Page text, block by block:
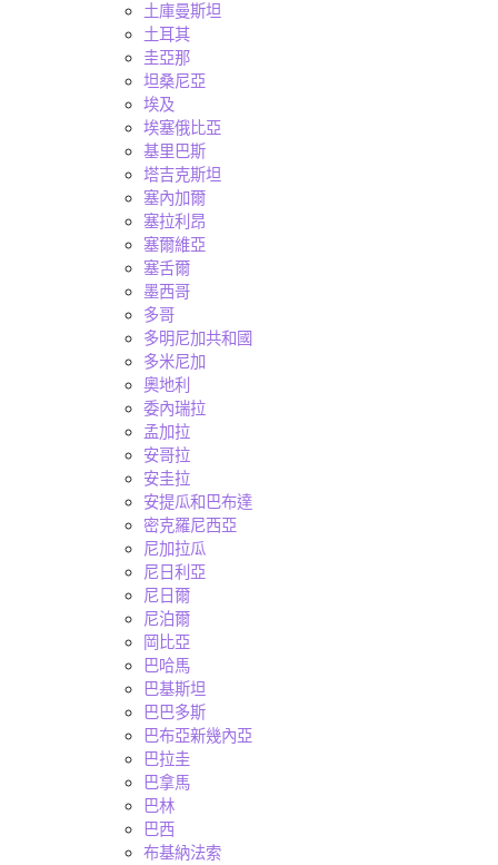
土庫曼斯坦
土耳其
圭亞那
坦桑尼亞
埃及
埃塞俄比亞
基里巴斯
塔吉克斯坦
塞內加爾
塞拉利昂
塞爾維亞
塞舌爾
墨西哥
多哥
多明尼加共和國
多米尼加
奧地利
委內瑞拉
孟加拉
安哥拉
安圭拉
安提瓜和巴布達
密克羅尼西亞
尼加拉瓜
尼日利亞
尼日爾
尼泊爾
岡比亞
巴哈馬
巴基斯坦
巴巴多斯
巴布亞新幾內亞
巴拉圭
巴拿馬
巴林
巴西
布基納法索